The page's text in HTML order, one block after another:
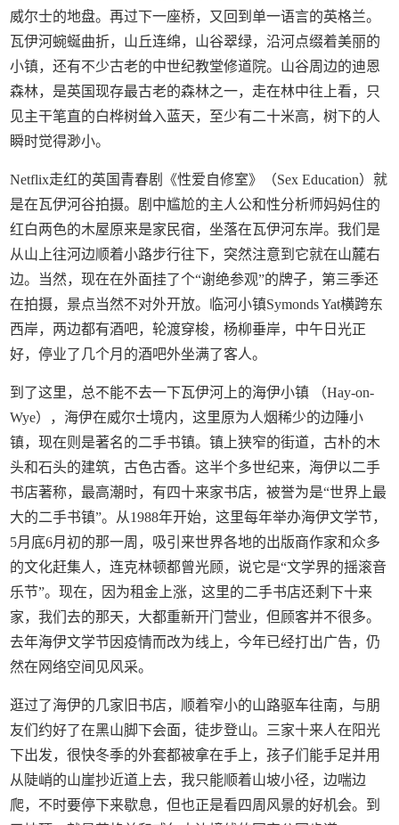
威尔士的地盘。再过下一座桥，又回到单一语言的英格兰。
瓦伊河蜿蜒曲折，山丘连绵，山谷翠绿，沿河点缀着美丽的
小镇，还有不少古老的中世纪教堂修道院。山谷周边的迪恩
森林，是英国现存最古老的森林之一，走在林中往上看，只
见主干笔直的白桦树耸入蓝天，至少有二十米高，树下的人
瞬时觉得渺小。
Netflix走红的英国青春剧《性爱自修室》（Sex Education）就
是在瓦伊河谷拍摄。剧中尴尬的主人公和性分析师妈妈住的
红白两色的木屋原来是家民宿，坐落在瓦伊河东岸。我们是
从山上往河边顺着小路步行往下，突然注意到它就在山麓右
边。当然，现在在外面挂了个“谢绝参观”的牌子，第三季还
在拍摄，景点当然不对外开放。临河小镇Symonds Yat横跨东
西岸，两边都有酒吧，轮渡穿梭，杨柳垂岸，中午日光正
好，停业了几个月的酒吧外坐满了客人。
到了这里，总不能不去一下瓦伊河上的海伊小镇 （Hay-on-
Wye），海伊在威尔士境内，这里原为人烟稀少的边陲小
镇，现在则是著名的二手书镇。镇上狭窄的街道，古朴的木
头和石头的建筑，古色古香。这半个多世纪来，海伊以二手
书店著称，最高潮时，有四十来家书店，被誉为是“世界上最
大的二手书镇”。从1988年开始，这里每年举办海伊文学节，
5月底6月初的那一周，吸引来世界各地的出版商作家和众多
的文化赶集人，连克林顿都曾光顾，说它是“文学界的摇滚音
乐节”。现在，因为租金上涨，这里的二手书店还剩下十来
家，我们去的那天，大都重新开门营业，但顾客并不很多。
去年海伊文学节因疫情而改为线上，今年已经打出广告，仍
然在网络空间见风采。
逛过了海伊的几家旧书店，顺着窄小的山路驱车往南，与朋
友们约好了在黑山脚下会面，徒步登山。三家十来人在阳光
下出发，很快冬季的外套都被拿在手上，孩子们能手足并用
从陡峭的山崖抄近道上去，我只能顺着山坡小径，边喘边
爬，不时要停下来歇息，但也正是看四周风景的好机会。到